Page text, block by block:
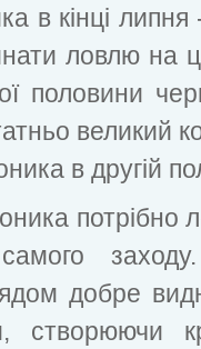
в кінці
ловлю на
половини
великий
в другій
потрібно
добре
створюючи